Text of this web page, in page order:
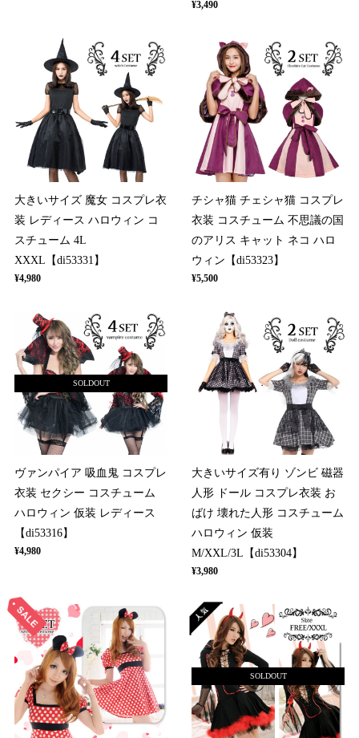
¥3,490
大きいサイズ 魔女 コスプレ衣
装 レディース ハロウィン コ
スチューム 4L
XXXL【di53331】
¥4,980
チシャ猫 チェシャ猫 コスプレ
衣装 コスチューム 不思議の国
のアリス キャット ネコ ハロ
ウィン【di53323】
¥5,500
SOLDOUT
ヴァンパイア 吸血鬼 コスプレ
衣装 セクシー コスチューム
ハロウィン 仮装 レディース
【di53316】
¥4,980
大きいサイズ有り ゾンビ 磁器
人形 ドール コスプレ衣装 お
ばけ 壊れた人形 コスチューム
ハロウィン 仮装
M/XXL/3L【di53304】
¥3,980
SOLDOUT